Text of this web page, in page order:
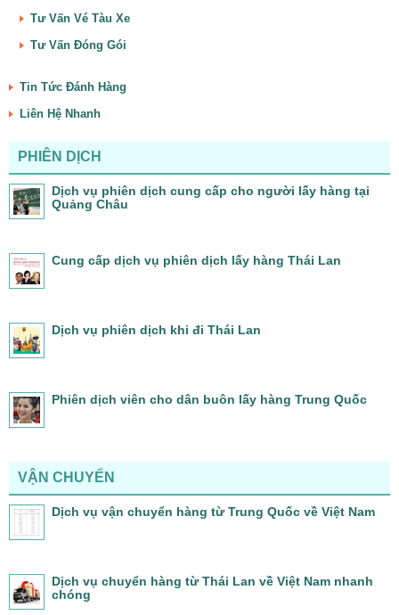
Tư Vấn Vé Tàu Xe
Tư Vấn Đóng Gói
Tin Tức Đánh Hàng
Liên Hệ Nhanh
PHIÊN DỊCH
Dịch vụ phiên dịch cung cấp cho người lấy hàng tại
Quảng Châu
Cung cấp dịch vụ phiên dịch lấy hàng Thái Lan
Dịch vụ phiên dịch khi đi Thái Lan
Phiên dịch viên cho dân buôn lấy hàng Trung Quốc
VẬN CHUYỂN
Dịch vụ vận chuyển hàng từ Trung Quốc về Việt Nam
Dịch vụ chuyển hàng từ Thái Lan về Việt Nam nhanh
chóng